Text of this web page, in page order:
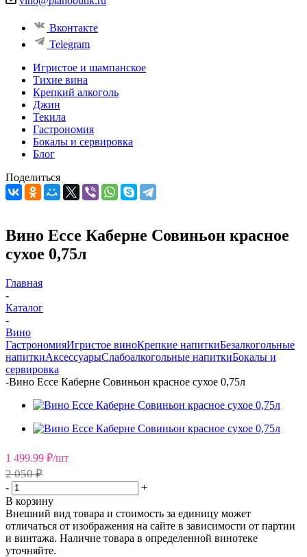
Вконтакте
Telegram
Игристое и шампанское
Тихие вина
Крепкий алкоголь
Джин
Текила
Гастрономия
Бокалы и сервировка
Блог
Поделиться
Вино Ессе Каберне Совиньон красное
сухое 0,75л
Главная
-
Каталог
-
Вино
ГастрономияИгристое виноКрепкие напиткиБезалкогольные
напиткиАксессуарыСлабоалкогольные напиткиБокалы и
сервировка
-Вино Ессе Каберне Совиньон красное сухое 0,75л
1 499.99 ₽/шт
2 050 ₽
-
+
В корзину
Внешний вид товара и стоимость за единицу может
отличаться от изображения на сайте в зависимости от партии
и винтажа. Наличие товара в определенной винотеке
уточняйте.